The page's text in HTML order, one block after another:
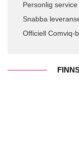
Personlig
Snabba
Officiell Comviq-